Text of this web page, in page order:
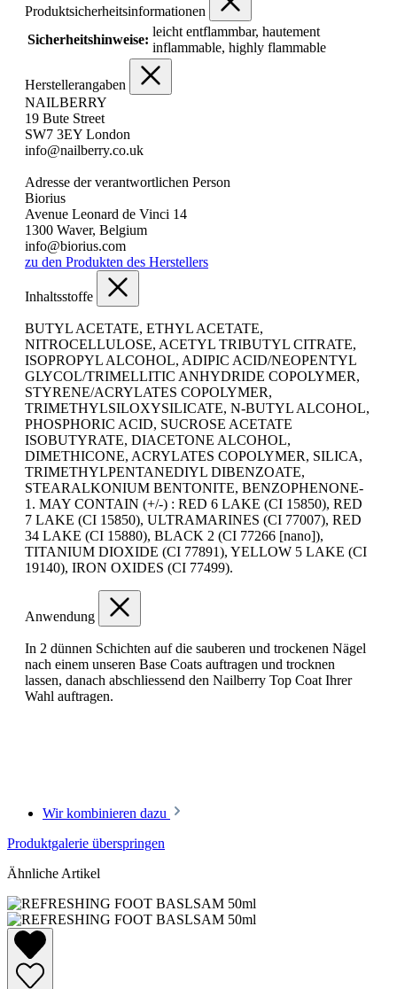
Produktsicherheitsinformationen
Sicherheitshinweise:
leicht entflammbar, hautement
inflammable, highly flammable
Herstellerangaben
NAILBERRY
19 Bute Street
SW7 3EY London
info@nailberry.co.uk
Adresse der verantwortlichen Person
Biorius
Avenue Leonard de Vinci 14
1300 Waver, Belgium
info@biorius.com
zu den Produkten des Herstellers
Inhaltsstoffe
BUTYL ACETATE, ETHYL ACETATE,
NITROCELLULOSE, ACETYL TRIBUTYL CITRATE,
ISOPROPYL ALCOHOL, ADIPIC ACID/NEOPENTYL
GLYCOL/TRIMELLITIC ANHYDRIDE COPOLYMER,
STYRENE/ACRYLATES COPOLYMER,
TRIMETHYLSILOXYSILICATE, N‐BUTYL ALCOHOL,
PHOSPHORIC ACID, SUCROSE ACETATE
ISOBUTYRATE, DIACETONE ALCOHOL,
DIMETHICONE, ACRYLATES COPOLYMER, SILICA,
TRIMETHYLPENTANEDIYL DIBENZOATE,
STEARALKONIUM BENTONITE, BENZOPHENONE‐
1. MAY CONTAIN (+/‐) : RED 6 LAKE (CI 15850), RED
7 LAKE (CI 15850), ULTRAMARINES (CI 77007), RED
34 LAKE (CI 15880), BLACK 2 (CI 77266 [nano]),
TITANIUM DIOXIDE (CI 77891), YELLOW 5 LAKE (CI
19140), IRON OXIDES (CI 77499).
Anwendung
In 2 dünnen Schichten auf die sauberen und trockenen Nägel
nach einem unseren Base Coats auftragen und trocknen
lassen, danach abschliessend den Nailberry Top Coat Ihrer
Wahl auftragen.
Wir kombinieren dazu
Produktgalerie überspringen
Ähnliche Artikel